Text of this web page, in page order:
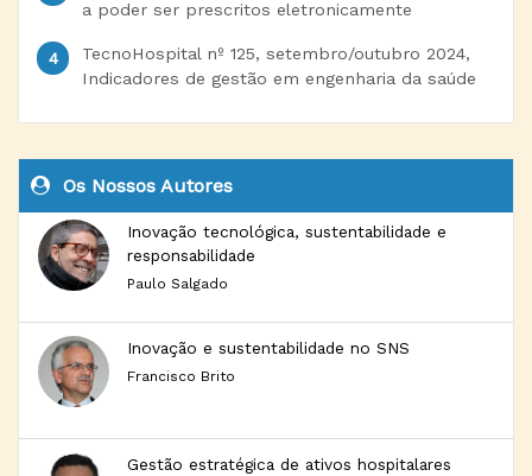
a poder ser prescritos eletronicamente
TecnoHospital nº 125, setembro/outubro 2024,
Indicadores de gestão em engenharia da saúde
Os Nossos Autores
Inovação tecnológica, sustentabilidade e
responsabilidade
Paulo Salgado
Inovação e sustentabilidade no SNS
Francisco Brito
Gestão estratégica de ativos hospitalares